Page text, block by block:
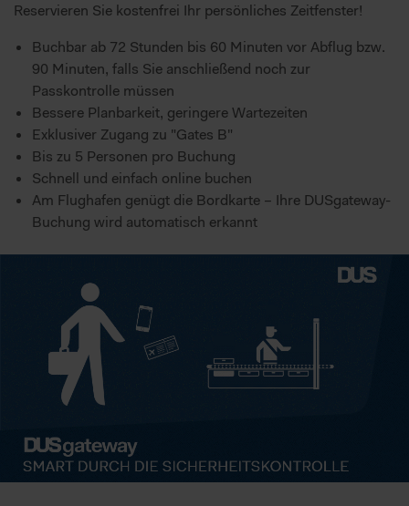
Reservieren Sie kostenfrei Ihr persönliches Zeitfenster!
Buchbar ab 72 Stunden bis 60 Minuten vor Abflug bzw.
90 Minuten, falls Sie anschließend noch zur
Passkontrolle müssen
Bessere Planbarkeit, geringere Wartezeiten
Exklusiver Zugang zu "Gates B"
Bis zu 5 Personen pro Buchung
Schnell und einfach online buchen
Am Flughafen genügt die Bordkarte – Ihre DUSgateway-
Buchung wird automatisch erkannt